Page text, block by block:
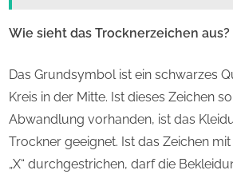
Wie sieht das Trocknerzeichen aus?
Das Grundsymbol ist ein schwarzes
Kreis in der Mitte. Ist dieses Zeichen
Abwandlung vorhanden, ist das
Trockner geeignet. Ist das Zeichen
„X“ durchgestrichen, darf die